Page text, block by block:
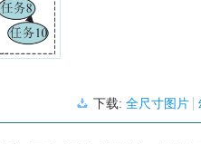
下载: 全尺寸图片